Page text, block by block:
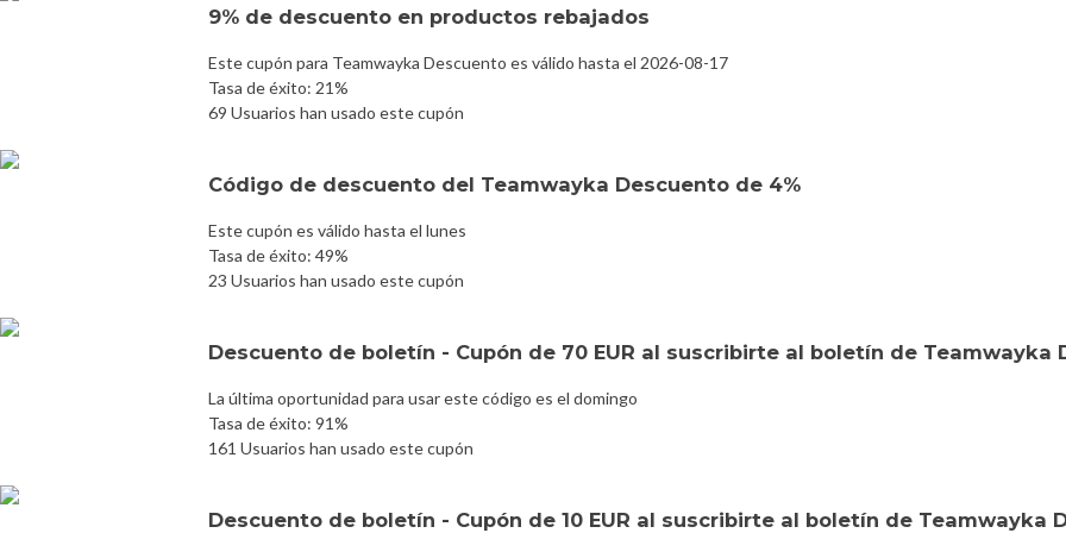
9% de descuento en productos rebajados
Este cupón para Teamwayka Descuento es válido hasta el 2026-08-17
Tasa de éxito: 21%
69 Usuarios han usado este cupón
Código de descuento del Teamwayka Descuento de 4%
Este cupón es válido hasta el lunes
Tasa de éxito: 49%
23 Usuarios han usado este cupón
Descuento de boletín - Cupón de 70 EUR al suscribirte al boletín de Teamwayka
La última oportunidad para usar este código es el domingo
Tasa de éxito: 91%
161 Usuarios han usado este cupón
Descuento de boletín - Cupón de 10 EUR al suscribirte al boletín de Teamwayka